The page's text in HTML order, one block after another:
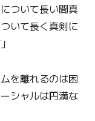
ついて長い間真
いて長く真剣に
を離れるのは困
シャルは円満な